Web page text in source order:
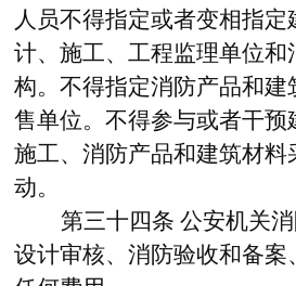
人员不得指定或者变相指
计、施工、工程监理单位和
构。不得指定消防产品和建
售单位。不得参与或者干
施工、消防产品和建筑材料
动。
第三十四条 公安机关
设计审核、消防验收和备案